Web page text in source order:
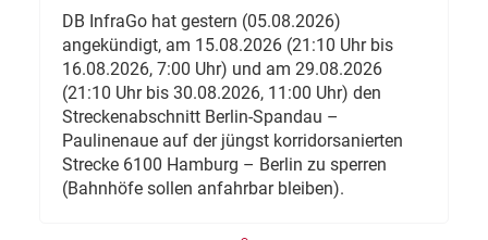
DB InfraGo hat gestern (05.08.2026)
angekündigt, am 15.08.2026 (21:10 Uhr bis
16.08.2026, 7:00 Uhr) und am 29.08.2026
(21:10 Uhr bis 30.08.2026, 11:00 Uhr) den
Streckenabschnitt Berlin-Spandau –
Paulinenaue auf der jüngst korridorsanierten
Strecke 6100 Hamburg – Berlin zu sperren
(Bahnhöfe sollen anfahrbar bleiben).